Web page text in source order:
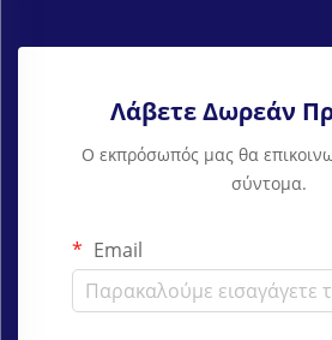
Λάβετε Δωρεάν
Ο εκπρόσωπός μας θα
σύντομα.
Email